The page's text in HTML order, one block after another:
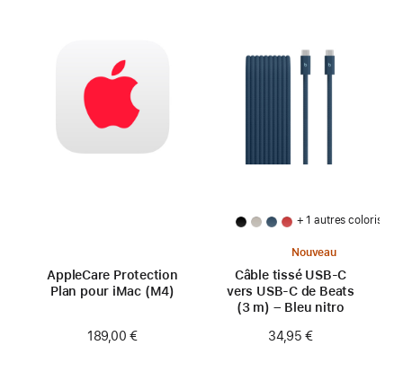
AppleCare Protection
Plan pour iMac (M4)
189,00 €
+ 1 autres coloris
Nouveau
Câble tissé USB‑C
vers USB‑C de Beats
(3 m) – Bleu nitro
34,95 €